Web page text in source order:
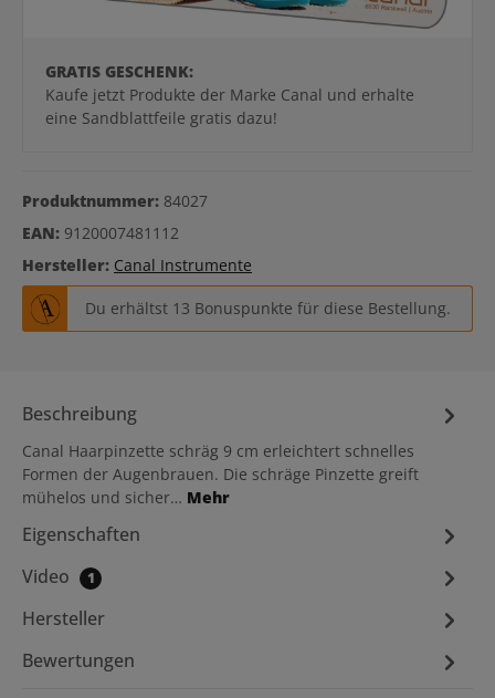
GRATIS GESCHENK:
Kaufe jetzt Produkte der Marke Canal und erhalte
eine Sandblattfeile gratis dazu!
Produktnummer: 84027
EAN: 9120007481112
Hersteller: Canal Instrumente
Du erhältst 13 Bonuspunkte für diese Bestellung.
Beschreibung
Canal Haarpinzette schräg 9 cm erleichtert schnelles
Formen der Augenbrauen. Die schräge Pinzette greift
mühelos und sicher… Mehr
Eigenschaften
Video
1
Hersteller
Bewertungen